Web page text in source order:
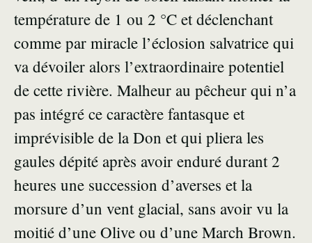
température de 1 ou 2 °C et déclenchant
comme par miracle l’éclosion salvatrice qui
va dévoiler alors l’extraordinaire potentiel
de cette rivière. Malheur au pêcheur qui n’a
pas intégré ce caractère fantasque et
imprévisible de la Don et qui pliera les
gaules dépité après avoir enduré durant 2
heures une succession d’averses et la
morsure d’un vent glacial, sans avoir vu la
moitié d’une Olive ou d’une March Brown.